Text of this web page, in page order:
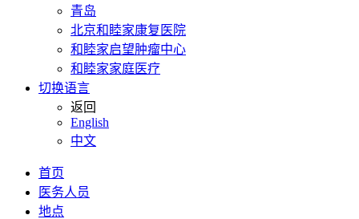
青岛
北京和睦家康复医院
和睦家启望肿瘤中心
和睦家家庭医疗
切换语言
返回
English
中文
首页
医务人员
地点